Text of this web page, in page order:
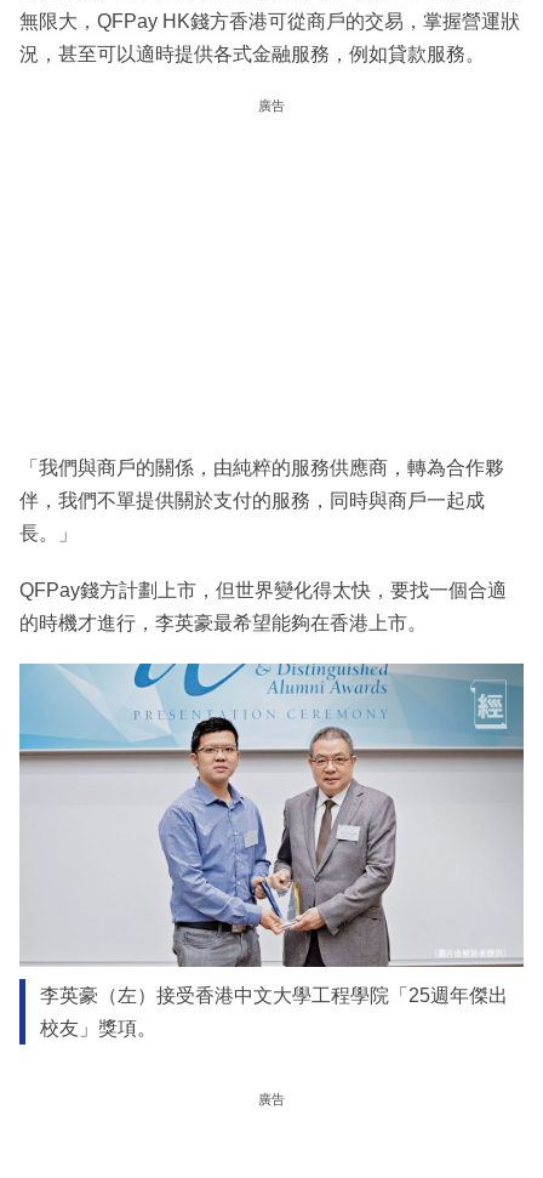
無限大，QFPay HK錢方香港可從商戶的交易，掌握營運狀
況，甚至可以適時提供各式金融服務，例如貸款服務。
廣告
「我們與商戶的關係，由純粹的服務供應商，轉為合作夥
伴，我們不單提供關於支付的服務，同時與商戶一起成
長。」
QFPay錢方計劃上市，但世界變化得太快，要找一個合適
的時機才進行，李英豪最希望能夠在香港上市。
李英豪（左）接受香港中文大學工程學院「25週年傑出
校友」獎項。
廣告